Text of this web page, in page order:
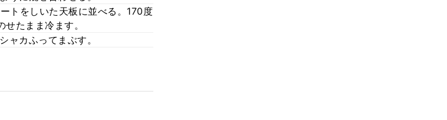
トをしいた天板に並べる。170度
たまま冷ます。
カふってまぶす。